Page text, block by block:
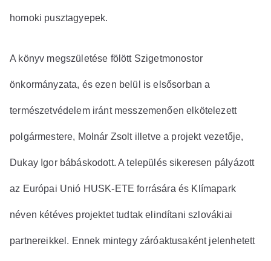
homoki pusztagyepek.
A könyv megszületése fölött Szigetmonostor
önkormányzata, és ezen belül is elsősorban a
természetvédelem iránt messzemenően elkötelezett
polgármestere, Molnár Zsolt illetve a projekt vezetője,
Dukay Igor bábáskodott. A település sikeresen pályázott
az Európai Unió HUSK-ETE forrására és Klímapark
néven kétéves projektet tudtak elindítani szlovákiai
partnereikkel. Ennek mintegy záróaktusaként jelenhetett